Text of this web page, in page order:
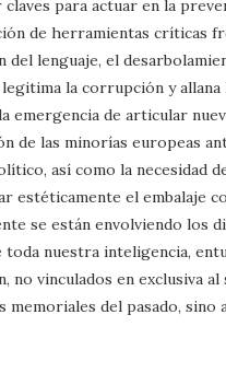
para actuar en la
de herramientas críticas
del lenguaje, el
la corrupción y allana
emergencia de articular
de las minorías europeas
así como la necesidad
estéticamente el embalaje
se están envolviendo los
toda nuestra inteligencia,
no vinculados en exclusiva
memoriales del pasado, sino